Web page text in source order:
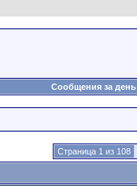
Сообщения за день
Страница 1 из 108